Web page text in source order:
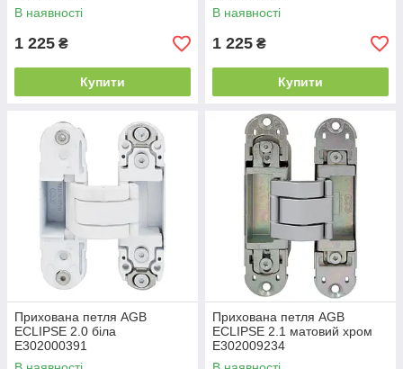
В наявності
1 225 ₴
Купити
В наявності
1 225 ₴
Купити
Прихована петля AGB
ECLIPSE 2.0 біла
E302000391
Прихована петля AGB
ECLIPSE 2.1 матовий хром
E302009234